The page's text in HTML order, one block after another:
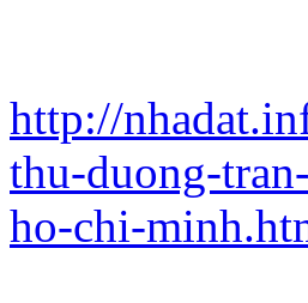
http://
thu-duong-
ho-chi-